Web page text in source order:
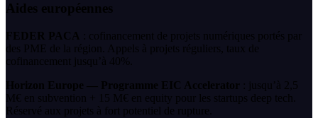
Aides européennes
FEDER PACA
: cofinancement de projets numériques portés par
des PME de la région. Appels à projets réguliers, taux de
cofinancement jusqu’à 40%.
Horizon Europe — Programme EIC Accelerator
: jusqu’à 2,5
M€ en subvention + 15 M€ en equity pour les startups deep tech.
Réservé aux projets à fort potentiel de rupture.